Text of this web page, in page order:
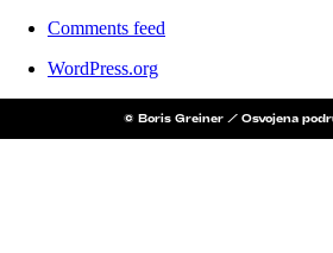
Comments feed
WordPress.org
© Boris Greiner / Osvojena